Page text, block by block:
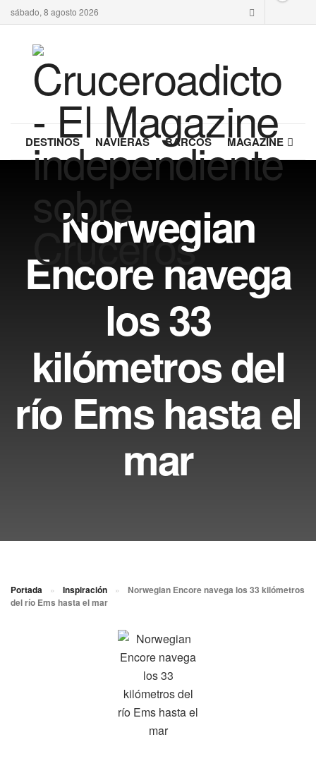
sábado, 8 agosto 2026
DESTINOS NAVIERAS BARCOS MAGAZINE
Norwegian
Encore navega
los 33
kilómetros del
río Ems hasta el
mar
Portada » Inspiración »
Norwegian Encore navega los 33 kilómetros
del río Ems hasta el mar